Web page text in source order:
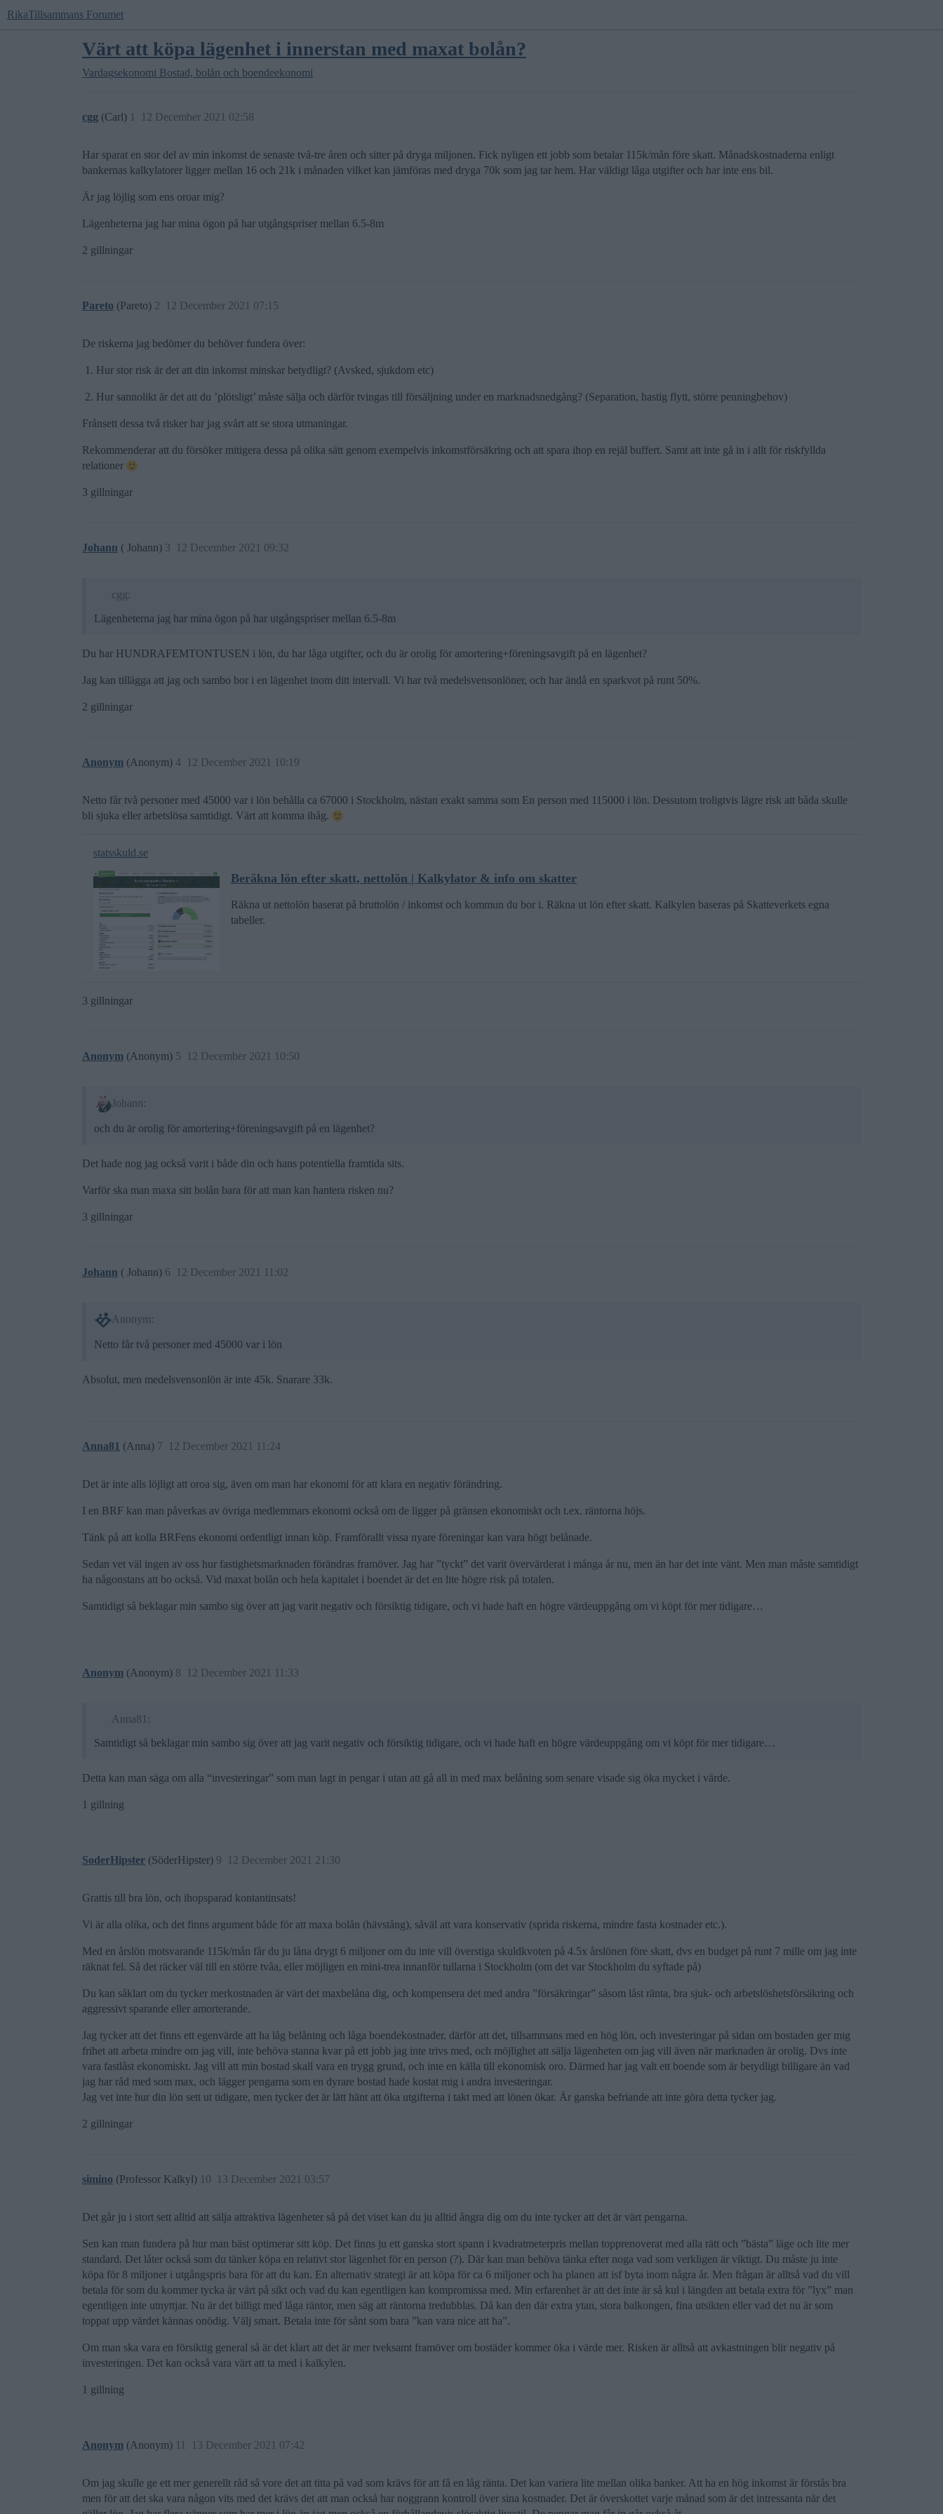
RikaTillsammans Forumet
Värt att köpa lägenhet i innerstan med maxat bolån?
Vardagsekonomi Bostad, bolån och boendeekonomi
cgg (Carl) 12 December 2021 02:58
1
Har sparat en stor del av min inkomst de senaste två-tre åren och sitter på dryga miljonen. Fick nyligen ett jobb som betalar 115k/mån före skatt. Månadskostnaderna enligt
bankernas kalkylatorer ligger mellan 16 och 21k i månaden vilket kan jämföras med dryga 70k som jag tar hem. Har väldigt låga utgifter och har inte ens bil.
Är jag löjlig som ens oroar mig?
Lägenheterna jag har mina ögon på har utgångspriser mellan 6.5-8m
2 gillningar
Pareto (Pareto) 12 December 2021 07:15
2
De riskerna jag bedömer du behöver fundera över:
Hur stor risk är det att din inkomst minskar betydligt? (Avsked, sjukdom etc)
Hur sannolikt är det att du ’plötsligt’ måste sälja och därför tvingas till försäljning under en marknadsnedgång? (Separation, hastig flytt, större penningbehov)
Frånsett dessa två risker har jag svårt att se stora utmaningar.
Rekommenderar att du försöker mitigera dessa på olika sätt genom exempelvis inkomstförsäkring och att spara ihop en rejäl buffert. Samt att inte gå in i allt för riskfyllda
relationer
3 gillningar
Johann ( Johann) 12 December 2021 09:32
3
cgg:
Lägenheterna jag har mina ögon på har utgångspriser mellan 6.5-8m
Du har HUNDRAFEMTONTUSEN i lön, du har låga utgifter, och du är orolig för amortering+föreningsavgift på en lägenhet?
Jag kan tillägga att jag och sambo bor i en lägenhet inom ditt intervall. Vi har två medelsvensonlöner, och har ändå en sparkvot på runt 50%.
2 gillningar
Anonym (Anonym) 12 December 2021 10:19
4
Netto får två personer med 45000 var i lön behålla ca 67000 i Stockholm, nästan exakt samma som En person med 115000 i lön. Dessutom troligtvis lägre risk att båda skulle
bli sjuka eller arbetslösa samtidigt. Värt att komma ihåg.
statsskuld.se
Beräkna lön efter skatt, nettolön | Kalkylator & info om skatter
Räkna ut nettolön baserat på bruttolön / inkomst och kommun du bor i. Räkna ut lön efter skatt. Kalkylen baseras på Skatteverkets egna
tabeller.
3 gillningar
Anonym (Anonym) 12 December 2021 10:50
5
Johann:
och du är orolig för amortering+föreningsavgift på en lägenhet?
Det hade nog jag också varit i både din och hans potentiella framtida sits.
Varför ska man maxa sitt bolån bara för att man kan hantera risken nu?
3 gillningar
Johann ( Johann) 12 December 2021 11:02
6
Anonym:
Netto får två personer med 45000 var i lön
Absolut, men medelsvensonlön är inte 45k. Snarare 33k.
Anna81 (Anna) 12 December 2021 11:24
7
Det är inte alls löjligt att oroa sig, även om man har ekonomi för att klara en negativ förändring.
I en BRF kan man påverkas av övriga medlemmars ekonomi också om de ligger på gränsen ekonomiskt och t.ex. räntorna höjs.
Tänk på att kolla BRFens ekonomi ordentligt innan köp. Framförallt vissa nyare föreningar kan vara högt belånade.
Sedan vet väl ingen av oss hur fastighetsmarknaden förändras framöver. Jag har ”tyckt” det varit övervärderat i många år nu, men än har det inte vänt. Men man måste samtidigt
ha någonstans att bo också. Vid maxat bolån och hela kapitalet i boendet är det en lite högre risk på totalen.
Samtidigt så beklagar min sambo sig över att jag varit negativ och försiktig tidigare, och vi hade haft en högre värdeuppgång om vi köpt för mer tidigare…
Anonym (Anonym) 12 December 2021 11:33
8
Anna81:
Samtidigt så beklagar min sambo sig över att jag varit negativ och försiktig tidigare, och vi hade haft en högre värdeuppgång om vi köpt för mer tidigare…
Detta kan man säga om alla “investeringar” som man lagt in pengar i utan att gå all in med max belåning som senare visade sig öka mycket i värde.
1 gillning
SoderHipster (SöderHipster) 12 December 2021 21:30
9
Grattis till bra lön, och ihopsparad kontantinsats!
Vi är alla olika, och det finns argument både för att maxa bolån (hävstång), såväl att vara konservativ (sprida riskerna, mindre fasta kostnader etc.).
Med en årslön motsvarande 115k/mån får du ju låna drygt 6 miljoner om du inte vill överstiga skuldkvoten på 4.5x årslönen före skatt, dvs en budget på runt 7 mille om jag inte
räknat fel. Så det räcker väl till en större tvåa, eller möjligen en mini-trea innanför tullarna i Stockholm (om det var Stockholm du syftade på)
Du kan såklart om du tycker merkostnaden är värt det maxbelåna dig, och kompensera det med andra ”försäkringar” såsom låst ränta, bra sjuk- och arbetslöshetsförsäkring och
aggressivt sparande eller amorterande.
Jag tycker att det finns ett egenvärde att ha låg belåning och låga boendekostnader, därför att det, tillsammans med en hög lön, och investeringar på sidan om bostaden ger mig
frihet att arbeta mindre om jag vill, inte behöva stanna kvar på ett jobb jag inte trivs med, och möjlighet att sälja lägenheten om jag vill även när marknaden är orolig. Dvs inte
vara fastlåst ekonomiskt. Jag vill att min bostad skall vara en trygg grund, och inte en källa till ekonomisk oro. Därmed har jag valt ett boende som är betydligt billigare än vad
jag har råd med som max, och lägger pengarna som en dyrare bostad hade kostat mig i andra investeringar.
Jag vet inte hur din lön sett ut tidigare, men tycker det är lätt hänt att öka utgifterna i takt med att lönen ökar. Är ganska befriande att inte göra detta tycker jag.
2 gillningar
simino (Professor Kalkyl) 13 December 2021 03:57
10
Det går ju i stort sett alltid att sälja attraktiva lägenheter så på det viset kan du ju alltid ångra dig om du inte tycker att det är värt pengarna.
Sen kan man fundera på hur man bäst optimerar sitt köp. Det finns ju ett ganska stort spann i kvadratmeterpris mellan topprenoverat med alla rätt och ”bästa” läge och lite mer
standard. Det låter också som du tänker köpa en relativt stor lägenhet för en person (?). Där kan man behöva tänka efter noga vad som verkligen är viktigt. Du måste ju inte
köpa för 8 miljoner i utgångspris bara för att du kan. En alternativ strategi är att köpa för ca 6 miljoner och ha planen att isf byta inom några år. Men frågan är alltså vad du vill
betala för som du kommer tycka är värt på sikt och vad du kan egentligen kan kompromissa med. Min erfarenhet är att det inte är så kul i längden att betala extra för ”lyx” man
egentligen inte utnyttjar. Nu är det billigt med låga räntor, men säg att räntorna tredubblas. Då kan den där extra ytan, stora balkongen, fina utsikten eller vad det nu är som
toppat upp värdet kännas onödig. Välj smart. Betala inte för sånt som bara ”kan vara nice att ha”.
Om man ska vara en försiktig general så är det klart att det är mer tveksamt framöver om bostäder kommer öka i värde mer. Risken är alltså att avkastningen blir negativ på
investeringen. Det kan också vara värt att ta med i kalkylen.
1 gillning
Anonym (Anonym) 13 December 2021 07:42
11
Om jag skulle ge ett mer generellt råd så vore det att titta på vad som krävs för att få en låg ränta. Det kan variera lite mellan olika banker. Att ha en hög inkomst är förstås bra
men för att det ska vara någon vits med det krävs det att man också har noggrann kontroll över sina kostnader. Det är överskottet varje månad som är det intressanta när det